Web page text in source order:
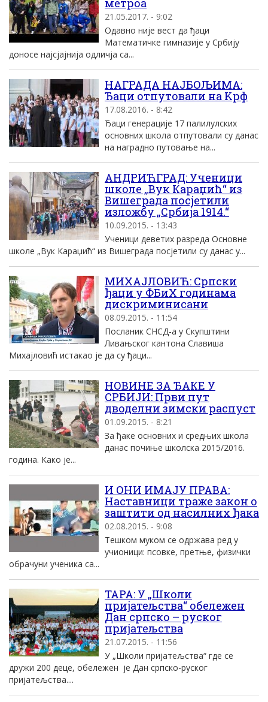
метроа
21.05.2017. - 9:02
Одавно није вест да ђаци
Математичке гимназије у Србију
доносе најсјајнија одличја са...
НАГРАДА НАЈБОЉИМА:
Ђаци отпутовали на Kрф
17.08.2016. - 8:42
Ђаци генерациjе 17 палилулских
основних школа отпутовали су данас
на наградно путовање на...
АНДРИЋГРАД: Ученици
школе „Вук Караџић“ из
Вишеграда посјетили
изложбу „Србија 1914.“
10.09.2015. - 13:43
Ученици деветих разреда Основне
школе „Вук Караџић“ из Вишеграда посјетили су данас у...
МИХАЈЛОВИЋ: Српски
ђаци у ФБиХ годинама
дискриминисани
08.09.2015. - 11:54
Посланик СНСД-а у Скупштини
Ливањског кантона Славиша
Михајловић истакао је да су ђаци...
НОВИНЕ ЗА ЂАКЕ У
СРБИЈИ: Први пут
дводелни зимски распуст
01.09.2015. - 8:21
За ђаке основних и средњих школа
данас почиње школска 2015/2016.
година. Како је...
И ОНИ ИМАЈУ ПРАВА:
Наставници траже закон о
заштити од насилних ђака
02.08.2015. - 9:08
Тешком муком се одржава ред у
учионици: псовке, претње, физички
обрачуни ученика са...
ТАРА: У „Школи
пријатељства“ обележен
Дан српско – руског
пријатељства
21.07.2015. - 11:56
У „Школи пријатељства“ где се
дружи 200 деце, обележен je Дан српско-руског
пријатељства....